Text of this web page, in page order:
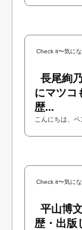
Check it〜気に
長尾絢
にマツコ
歴...
こんにちは、
Check it〜気に
平山博
歴・出版